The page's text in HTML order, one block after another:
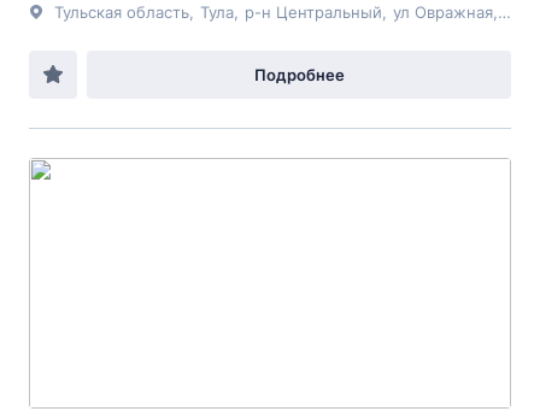
Тульская область Тула р-н Центральный ул Овражная
Подробнее